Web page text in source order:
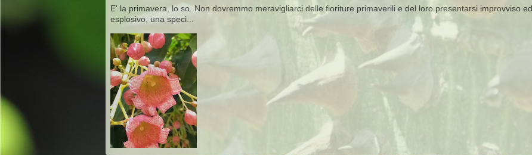
E' la primavera, lo so. Non dovremmo meravigliarci delle fioriture primaverili e del loro presentarsi improvviso ed
esplosivo, una speci...